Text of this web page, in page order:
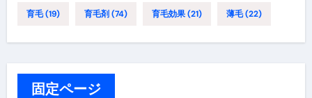
育毛(19) 育毛剤 (74) 育毛効果(21) 薄毛(22)
固定ページ